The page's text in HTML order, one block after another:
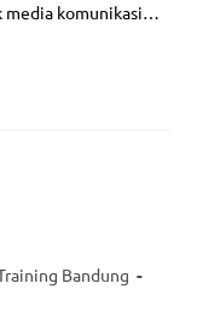
media komunikasi…
Bandung